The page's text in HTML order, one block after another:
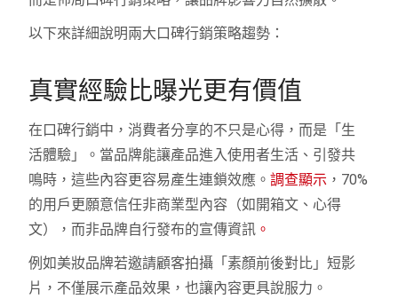
以下來詳細說明兩大口碑行銷策略趨勢：
真實經驗比曝光更有價值
在口碑行銷中，消費者分享的不只是心得，而是「生
活體驗」。當品牌能讓產品進入使用者生活、引發共
鳴時，這些內容更容易產生連鎖效應。調查顯示 ，70%
的用戶更願意信任非商業型內容（如開箱文、心得
文），而非品牌自行發布的宣傳資訊 。
例如美妝品牌若邀請顧客拍攝「素顏前後對比」短影
片，不僅展示產品效果，也讓內容更具說服力。